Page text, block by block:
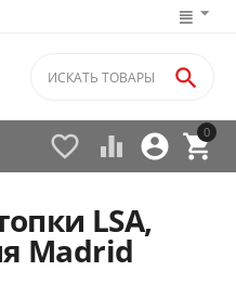
0


 

LSA,
Madrid